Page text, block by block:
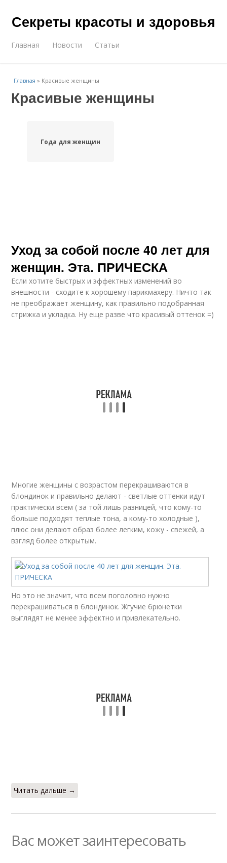
Секреты красоты и здоровья
Главная Новости Статьи
Главная » Красивые женщины
Красивые женщины
Года для женщин
Уход за собой после 40 лет для
женщин. Эта. ПРИЧЕСКА
Если хотите быстрых и эффектных изменений во
внешности - сходите к хорошему парикмахеру. Ничто так
не преображает женщину, как правильно подобранная
стрижка и укладка. Ну еще разве что красивый оттенок =)
Многие женщины с возрастом перекрашиваются в
блондинок и правильно делают - светлые оттенки идут
практически всем ( за той лишь разницей, что кому-то
больше подходят теплые тона, а кому-то холодные ),
плюс они делают образ более легким, кожу - свежей, а
взгляд более открытым.
Но это не значит, что всем поголовно нужно
перекрашиваться в блондинок. Жгучие брюнетки
выглядят не менее эффектно и привлекательно.
Читать дальше →
Вас может заинтересовать